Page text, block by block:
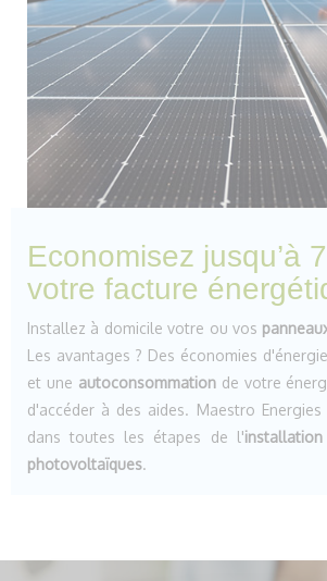
Economisez jusqu’à
votre facture
Installez à domicile votre ou vos
Les avantages ? Des économies
et une autoconsommationde votre
d'accéder à des aides. Maestro
dans toutes les étapes de l'
photovoltaïques.